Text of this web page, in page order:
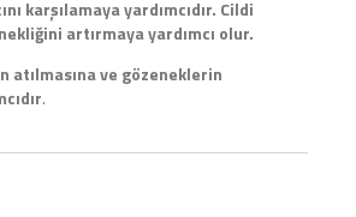
karşılamaya yardımcıdır. Cildi
artırmaya yardımcı olur.
ve gözeneklerin
.